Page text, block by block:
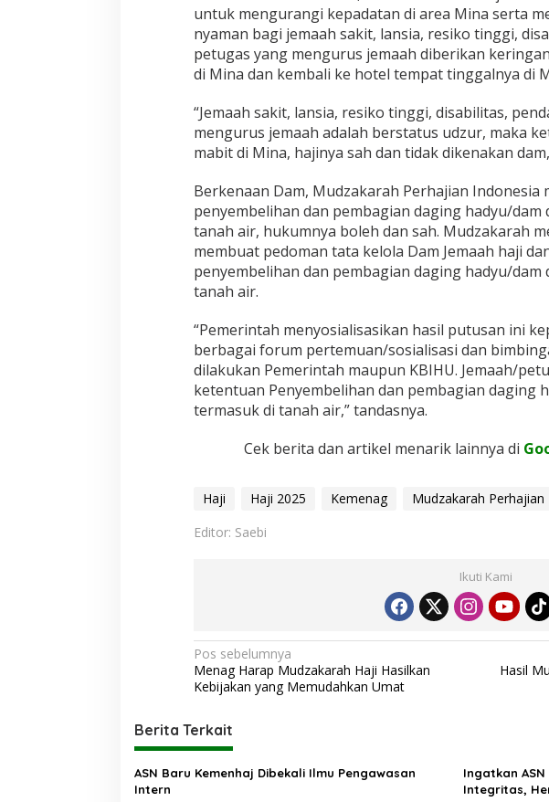
untuk mengurangi kepadatan di area Mina serta
nyaman bagi jemaah sakit, lansia, resiko tinggi,
petugas yang mengurus jemaah diberikan
di Mina dan kembali ke hotel tempat tinggalnya di
“Jemaah sakit, lansia, resiko tinggi, disabilitas,
mengurus jemaah adalah berstatus udzur, maka
mabit di Mina, hajinya sah dan tidak dikenakan
Berkenaan Dam, Mudzakarah Perhajian Indonesia
penyembelihan dan pembagian daging hadyu/
tanah air, hukumnya boleh dan sah. Mudzakarah
membuat pedoman tata kelola Dam Jemaah haji
penyembelihan dan pembagian daging hadyu/
tanah air.
“Pemerintah menyosialisasikan hasil putusan ini
berbagai forum pertemuan/sosialisasi dan
dilakukan Pemerintah maupun KBIHU. Jemaah/
ketentuan Penyembelihan dan pembagian daging
termasuk di tanah air,” tandasnya.
Cek berita dan artikel menarik lainnya di
Haji Haji 2025 Kemenag
Mudzakarah Perhajian
Editor: Saebi
Ikuti Kami
N
a
i
g
a
Pos sebelumnya
Menag Harap Mudzakarah Haji Hasilkan
Kebijakan yang Memudahkan Umat
Hasil
Berita Terkait
ASN Baru Kemenhaj Dibekali Ilmu Pengawasan
Intern
Ingatkan
Integritas,